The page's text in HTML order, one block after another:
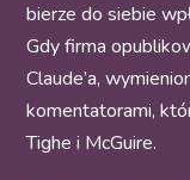
bierze do siebie
Gdy firma
Claude’a,
komentatorami,
Tighe i McGuire.